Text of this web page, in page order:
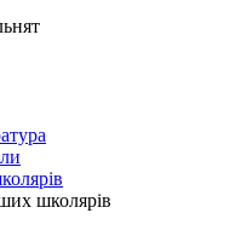
школярів